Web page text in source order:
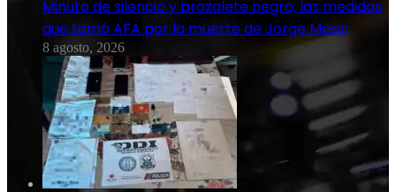
Minuto de silencio y brazalete negro, las medidas
que tomó AFA por la muerte de Jorge Messi
8 agosto, 2026